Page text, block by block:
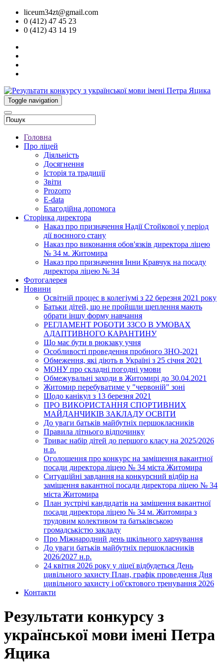
liceum34zt@gmail.com
0 (412) 47 45 23
0 (412) 43 14 19
Toggle navigation
Головна
Про ліцей
Діяльність
Досягнення
Історія та традиції
Звіти
Prozorro
E-data
Благодійна допомога
Сторінка директора
Наказ про призначення Надії Стойкової у період
дії воєнного стану
Наказ про виконання обов'язків директора ліцею
№ 34 м. Житомира
Наказ про призначення Інни Кравчук на посаду
директора ліцею № 34
Фотогалерея
Новини
Освітній процес в колегіумі з 22 березня 2021 року
Батьки дітей, що не пройшли щеплення мають
обрати іншу форму навчання
РЕГЛАМЕНТ РОБОТИ ЗЗСО В УМОВАХ
АДАПТИВНОГО КАРАНТИНУ
Що має бути в рюкзаку учня
Особливості проведення пробного ЗНО-2021
Обмеження, які діють в Україні з 25 січня 2021
МОНУ про складні погодні умови
Обмежувальні заходи в Житомирі до 30.04.2021
Житомир перебуватиме у "червоній" зоні
Щодо канікул з 13 березня 2021
ПРО ВИКОРИСТАННЯ СПОРТИВНИХ
МАЙДАНЧИКІВ ЗАКЛАДУ ОСВІТИ
До уваги батьків майбутніх першокласників
Правила літнього відпочинку
Триває набір дітей до першого класу на 2025/2026
н.р.
Оголошення про конкурс на заміщення вакантної
посади директора ліцею № 34 міста Житомира
Ситуаційні завдання на конкурсний відбір на
заміщення вакантної посади директора ліцею № 34
міста Житомира
План зустрічі кандидатів на заміщення вакантної
посади директора ліцею № 34 м. Житомира з
трудовим колективом та батьківською
громадськістю закладу
Про Міжнародний день шкільного харчування
До уваги батьків майбутніх першокласників
2026/2027 н.р.
24 квітня 2026 року у ліцеї відбудеться День
цивільного захисту План, графік проведення Дня
цивільного захисту і об'єктового тренування 2026
Контакти
Результати конкурсу з
української мови імені Петра
Яцика